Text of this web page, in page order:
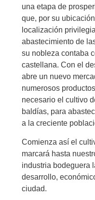
una etapa de
que, por su
localización
abastecimiento de
su nobleza contaba
castellana. Con el
abre un nuevo
numerosos
necesario el cultivo
baldías, para
a la creciente
Comienza así el
marcará hasta
industria bodeguera
desarrollo,
ciudad.